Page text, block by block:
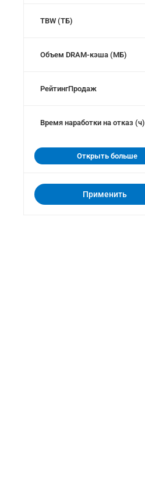
Открыть больше
TBW (ТБ)
Объем DRAM-кэша (МБ)
РейтингПродаж
Время наработки на отказ (ч)
Применить